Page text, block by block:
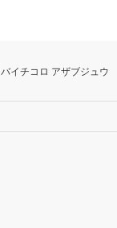
イチコロ アザブジュウ